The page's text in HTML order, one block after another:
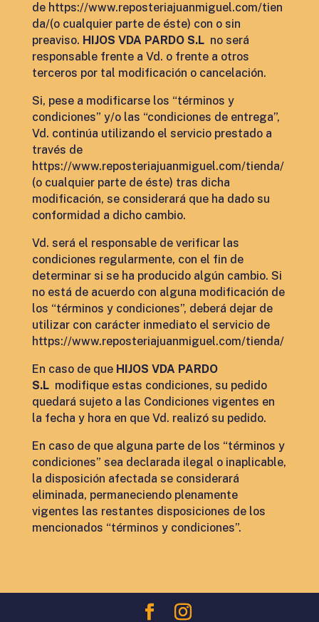
de https://www.reposteriajuanmiguel.com/tien
da/(o cualquier parte de éste) con o sin
preaviso. HIJOS VDA PARDO S.L no será
responsable frente a Vd. o frente a otros
terceros por tal modificación o cancelación.
Si, pese a modificarse los “términos y
condiciones” y/o las “condiciones de entrega”,
Vd. continúa utilizando el servicio prestado a
través de
https://www.reposteriajuanmiguel.com/tienda/
(o cualquier parte de éste) tras dicha
modificación, se considerará que ha dado su
conformidad a dicho cambio.
Vd. será el responsable de verificar las
condiciones regularmente, con el fin de
determinar si se ha producido algún cambio. Si
no está de acuerdo con alguna modificación de
los “términos y condiciones”, deberá dejar de
utilizar con carácter inmediato el servicio de
https://www.reposteriajuanmiguel.com/tienda/
En caso de que HIJOS VDA PARDO
S.L modifique estas condiciones, su pedido
quedará sujeto a las Condiciones vigentes en
la fecha y hora en que Vd. realizó su pedido.
En caso de que alguna parte de los “términos y
condiciones” sea declarada ilegal o inaplicable,
la disposición afectada se considerará
eliminada, permaneciendo plenamente
vigentes las restantes disposiciones de los
mencionados “términos y condiciones”.